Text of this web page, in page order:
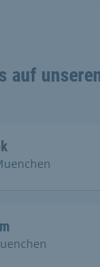
auf